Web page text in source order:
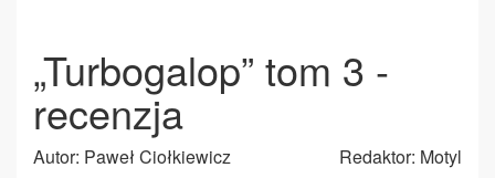
„Turbogalop” tom 3 -
recenzja
Autor: Paweł Ciołkiewicz Redaktor: Motyl